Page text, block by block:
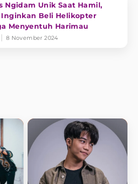
Ngidam Unik Saat Hamil,
Inginkan Beli Helikopter
Menyentuh Harimau
8 November 2024